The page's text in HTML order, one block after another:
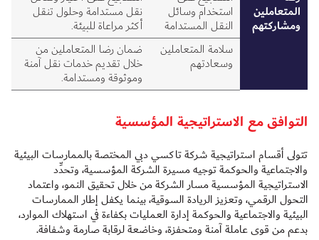
المتعاملين
ومشاركتهم
استخدام وسائل
النقل المستدامة
نقل مستدامة وحلول تنقل
أكثر مراعاة للبيئة.
سلامة المتعاملين
وسعادتهم
ضمان رضا المتعاملين من
خلال تقديم خدمات نقل آمنة
وموثوقة ومستدامة.
التوافق مع الاستراتيجية المؤسسية
تتولى أقسام استراتيجية شركة تاكسي دبي المختصة بالممارسات البيئية
والاجتماعية والحوكمة توجيه مسيرة الشركة المؤسسية، وتحدِّد
الاستراتيجية المؤسسية مسار الشركة من خلال تحقيق النمو، واعتماد
التحول الرقمي، وتعزيز الريادة السوقية، بينما يكفل إطار الممارسات
البيئية والاجتماعية والحوكمة إدارة العمليات بكفاءة في استهلاك الموارد،
بدعم من قوى عاملة آمنة ومتحفزة، وخاضعة لرقابة صارمة وشفافة.